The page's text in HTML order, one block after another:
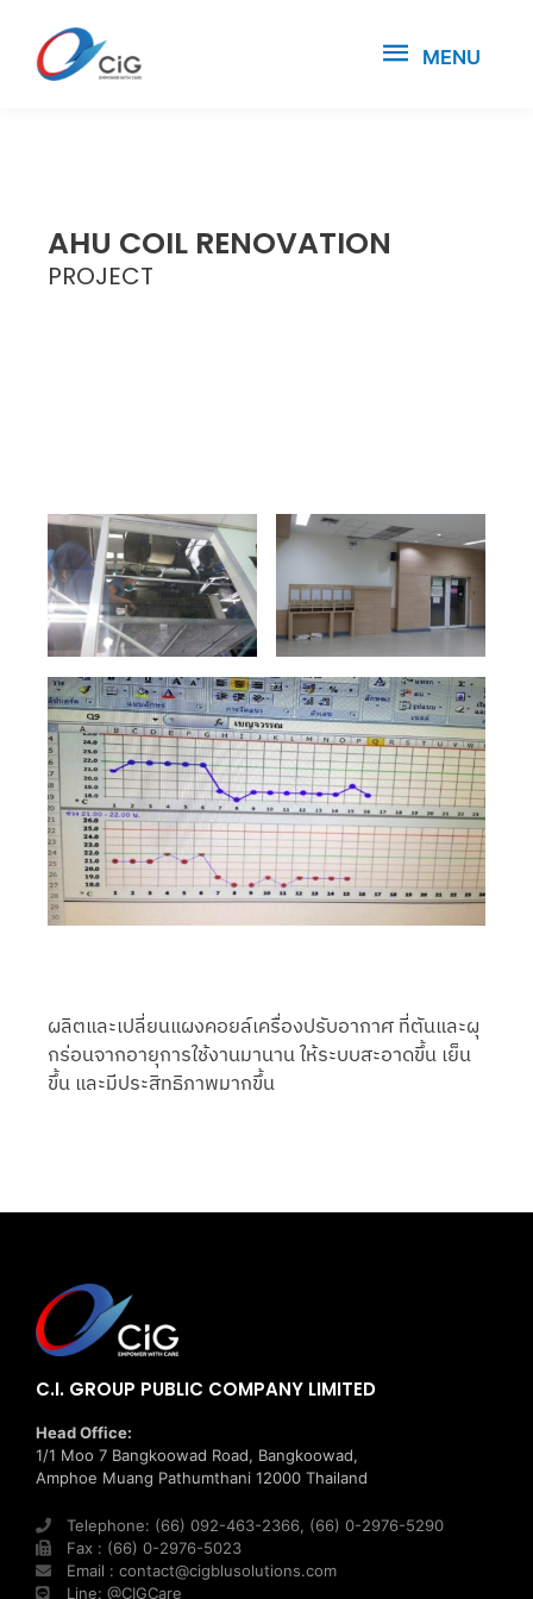
MENU
AHU COIL RENOVATION
PROJECT
ผลิตและเปลี่ยนแผงคอยล์เครื่องปรับอากาศ ที่ตันและผุ
กร่อนจากอายุการใช้งานมานาน ให้ระบบสะอาดขึ้น เย็น
ขึ้น และมีประสิทธิภาพมากขึ้น
C.I. GROUP PUBLIC COMPANY LIMITED
Head Office:
1/1 Moo 7 Bangkoowad Road, Bangkoowad,
Amphoe Muang Pathumthani 12000 Thailand
Telephone: (66) 092-463-2366, (66) 0-2976-5290
Fax : (66) 0-2976-5023
Email : contact@cigblusolutions.com
Line: @CIGCare